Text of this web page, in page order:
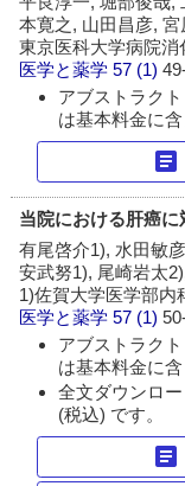
本寛之, 山田昌彦,
東京医科大学病院消
医学と薬学 57 (1)
アブストラク
は基本料金に含
article
当院における肝癌
有尾啓介1), 水田敏
安武努1), 尾崎岩太
1)佐賀大学医学部内
医学と薬学 57 (1)
アブストラク
は基本料金に含
全文ダウンロ
(税込) です。
article